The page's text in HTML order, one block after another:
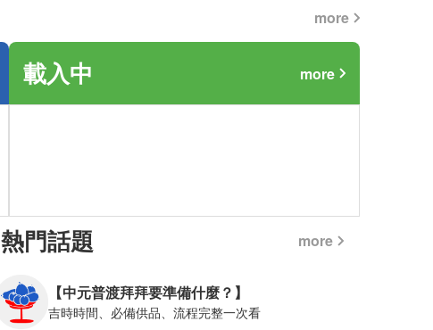
more
載入中 more
熱門話題 more
【中元普渡拜拜要準備什麼？】
吉時時間、必備供品、流程完整一次看